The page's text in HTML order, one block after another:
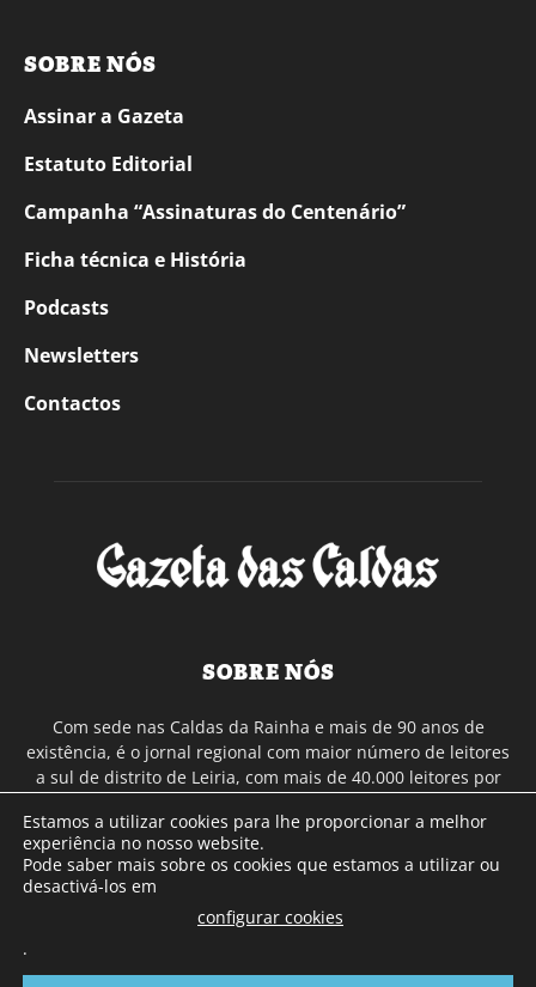
SOBRE NÓS
Assinar a Gazeta
Estatuto Editorial
Campanha “Assinaturas do Centenário”
Ficha técnica e História
Podcasts
Newsletters
Contactos
SOBRE NÓS
Com sede nas Caldas da Rainha e mais de 90 anos de
existência, é o jornal regional com maior número de leitores
a sul de distrito de Leiria, com mais de 40.000 leitores por
Continental e assinatura online.
SIGA-NOS
Estamos a utilizar cookies para lhe proporcionar a melhor
experiência no nosso website.
Pode saber mais sobre os cookies que estamos a utilizar ou
desactivá-los em
configurar cookies
.